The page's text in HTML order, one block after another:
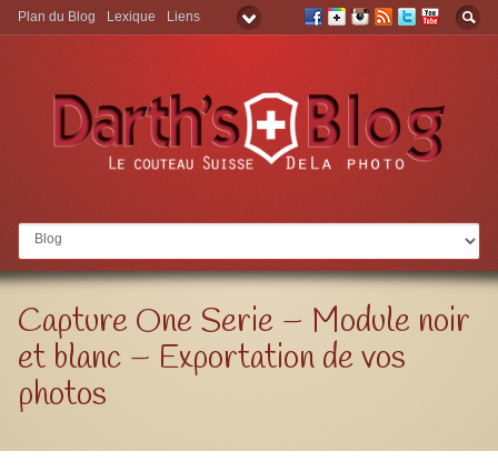
Aller à:
Plan du Blog Lexique Liens
Capture One Serie – Module noir
et blanc – Exportation de vos
photos